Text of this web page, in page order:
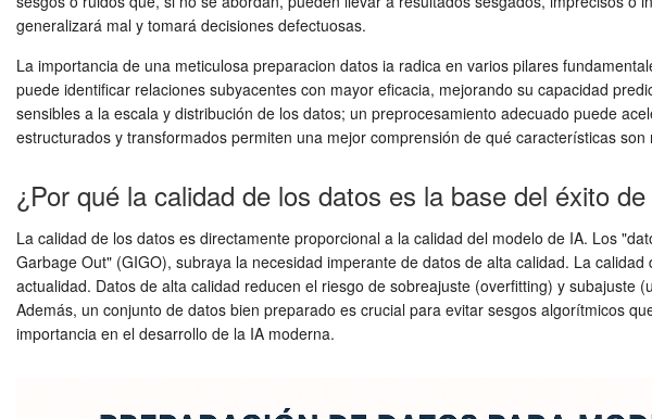
generalizará mal y tomará decisiones defectuosas.
La importancia de una meticulosa preparacion datos ia radica en varios pilares
puede identificar relaciones subyacentes con mayor eficacia, mejorando su capacidad
sensibles a la escala y distribución de los datos; un preprocesamiento adecuado puede
estructurados y transformados permiten una mejor comprensión de qué características
¿Por qué la calidad de los datos es la base del éxito
La calidad de los datos es directamente proporcional a la calidad del modelo de IA. Los
Garbage Out" (GIGO), subraya la necesidad imperante de datos de alta calidad. La calidad
actualidad. Datos de alta calidad reducen el riesgo de sobreajuste (overfitting) y
Además, un conjunto de datos bien preparado es crucial para evitar sesgos algorítmicos
importancia en el desarrollo de la IA moderna.